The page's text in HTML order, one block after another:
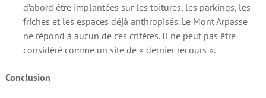
d’abord être implantées sur les toitures, les parkings, les
friches et les espaces déjà anthropisés. Le Mont Arpasse
ne répond à aucun de ces critères. Il ne peut pas être
considéré comme un site de « dernier recours ».
Conclusion